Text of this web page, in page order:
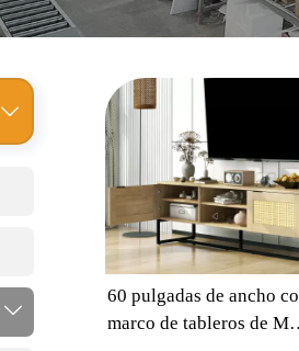


60 pulgadas de ancho
marco de tableros de